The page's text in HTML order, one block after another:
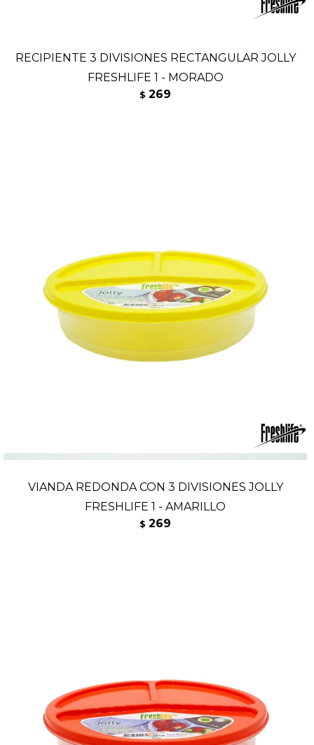
RECIPIENTE 3 DIVISIONES RECTANGULAR JOLLY
FRESHLIFE 1 - MORADO
$ 269
VIANDA REDONDA CON 3 DIVISIONES JOLLY
FRESHLIFE 1 - AMARILLO
$ 269